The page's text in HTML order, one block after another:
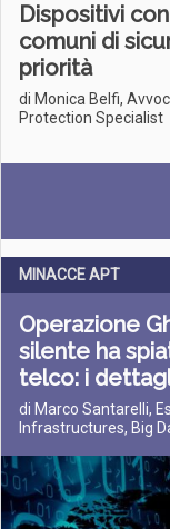
Dispositivi
comuni di
priorità
di Monica Belfi,
Protection Specialist
MINACCE APT
Operazione
silente ha
telco: i
di Marco Santarelli,
Infrastructures, Big